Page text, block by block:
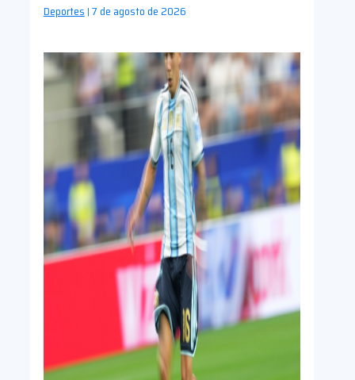
Deportes | 7 de agosto de 2026